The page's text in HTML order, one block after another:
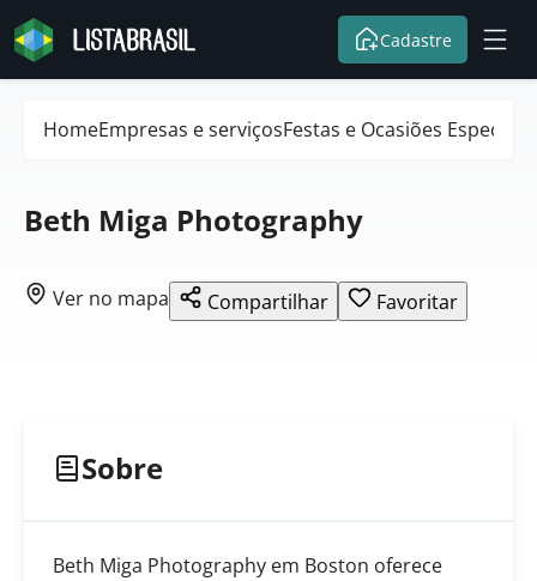
Cadastre
HomeEmpresas e serviçosFestas e Ocasiões Especiais
Beth Miga Photography
Ver no mapa Compartilhar Favoritar
Sobre
Beth Miga Photography em Boston oferece